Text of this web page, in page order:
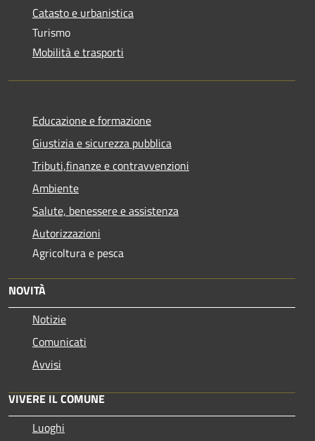
Catasto e urbanistica
Turismo
Mobilità e trasporti
Educazione e formazione
Giustizia e sicurezza pubblica
Tributi,finanze e contravvenzioni
Ambiente
Salute, benessere e assistenza
Autorizzazioni
Agricoltura e pesca
NOVITÀ
Notizie
Comunicati
Avvisi
VIVERE IL COMUNE
Luoghi